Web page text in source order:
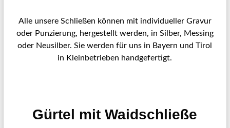
Alle unsere Schließen können mit individueller Gravur
oder Punzierung, hergestellt werden, in Silber, Messing
oder Neusilber. Sie werden für uns in Bayern und Tirol
in Kleinbetrieben handgefertigt.
Gürtel mit Waidschließe